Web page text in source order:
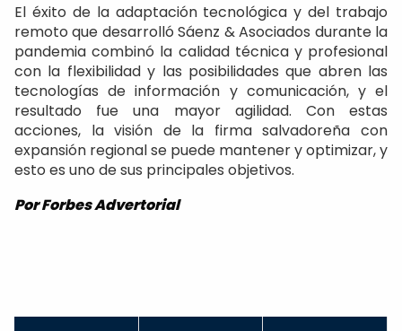
El éxito de la adaptación tecnológica y del trabajo
remoto que desarrolló Sáenz & Asociados durante la
pandemia combinó la calidad técnica y profesional
con la flexibilidad y las posibilidades que abren las
tecnologías de información y comunicación, y el
resultado fue una mayor agilidad. Con estas
acciones, la visión de la firma salvadoreña con
expansión regional se puede mantener y optimizar, y
esto es uno de sus principales objetivos.
Por Forbes Advertorial